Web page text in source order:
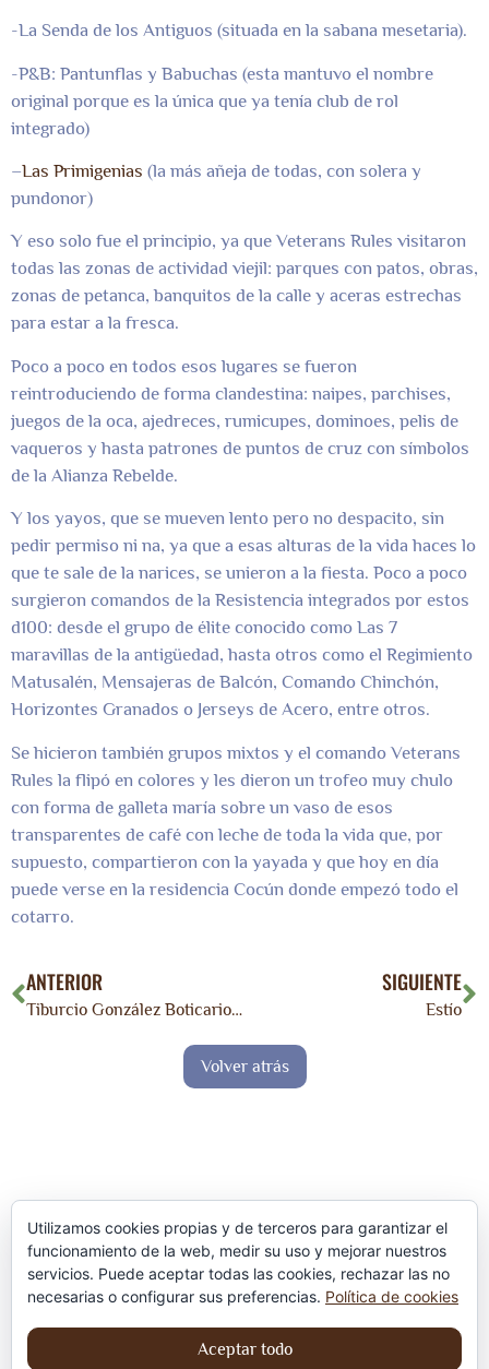
-La Senda de los Antiguos (situada en la sabana mesetaria).
-P&B: Pantunflas y Babuchas (esta mantuvo el nombre
original porque es la única que ya tenía club de rol
integrado)
–Las Primigenias (la más añeja de todas, con solera y
pundonor)
Y eso solo fue el principio, ya que Veterans Rules visitaron
todas las zonas de actividad viejil: parques con patos, obras,
zonas de petanca, banquitos de la calle y aceras estrechas
para estar a la fresca.
Poco a poco en todos esos lugares se fueron
reintroduciendo de forma clandestina: naipes, parchises,
juegos de la oca, ajedreces, rumicupes, dominoes, pelis de
vaqueros y hasta patrones de puntos de cruz con símbolos
de la Alianza Rebelde.
Y los yayos, que se mueven lento pero no despacito, sin
pedir permiso ni na, ya que a esas alturas de la vida haces lo
que te sale de la narices, se unieron a la fiesta. Poco a poco
surgieron comandos de la Resistencia integrados por estos
d100: desde el grupo de élite conocido como Las 7
maravillas de la antigüedad, hasta otros como el Regimiento
Matusalén, Mensajeras de Balcón, Comando Chinchón,
Horizontes Granados o Jerseys de Acero, entre otros.
Se hicieron también grupos mixtos y el comando Veterans
Rules la flipó en colores y les dieron un trofeo muy chulo
con forma de galleta maría sobre un vaso de esos
transparentes de café con leche de toda la vida que, por
supuesto, compartieron con la yayada y que hoy en día
puede verse en la residencia Cocún donde empezó todo el
cotarro.
ANTERIOR
Tiburcio González Boticario, alias «Panoramix».
SIGUIENTE
Estío
Política de privacidad
Aviso Legal
Utilizamos cookies propias y de terceros para garantizar el
funcionamiento de la web, medir su uso y mejorar nuestros
servicios. Puede aceptar todas las cookies, rechazar las no
necesarias o configurar sus preferencias. Política de cookies
Aceptar todo